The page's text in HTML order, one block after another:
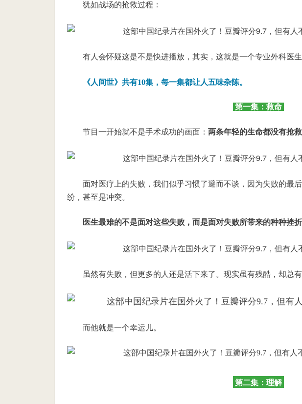
犹如战场的抢救过程：
有人会怀疑这是不是快进播放，其实， 这就是一个专业外科医生
《人间世》共有10集，每一集都让人五味杂陈。
第一集：救命
节目一开始就不是手术成功的画面： 两条年轻的生命都没有抢救
面对医疗上的失败，我们似乎习惯了避而不谈， 因为失败的最
纷，甚至是冲突。
医生最难的不是面对这些失败， 而是面对失败所带来的种种挫
虽然有失败，但更多的人还是活下来了。现实虽有残酷，却总有
而他就是一个幸运儿。
第二集：理解